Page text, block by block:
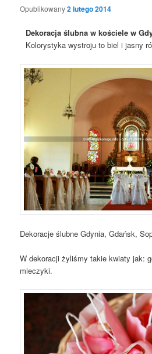
Opublikowany2 lutego 2014
Dekoracja ślubna w kościele w
Kolorystyka wystroju to biel i jasny
Dekoracje ślubne Gdynia, Gdańsk,
W dekoracji żyliśmy takie kwiaty jak:
mieczyki.